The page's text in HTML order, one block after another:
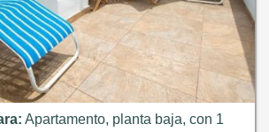
Apartamento, planta baja, con 1